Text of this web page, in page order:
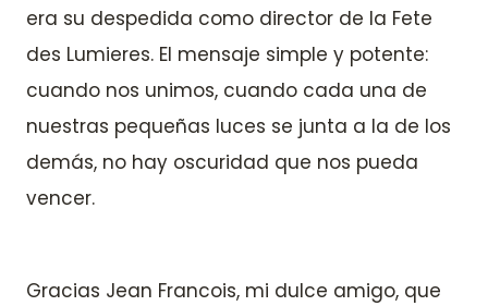
era su despedida como director de la Fete
des Lumieres. El mensaje simple y potente:
cuando nos unimos, cuando cada una de
nuestras pequeñas luces se junta a la de los
demás, no hay oscuridad que nos pueda
vencer.
Gracias Jean Francois, mi dulce amigo, que